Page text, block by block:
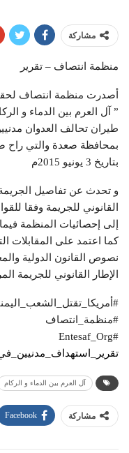
مشاركة
منظمة انتصاف – تقرير
أصدرت منظمة انتصاف
” آل العرم بين الدماء و
طيران تحالف العدوان
بمحافظة صعدة والتي راح
بتاريخ 3 يونيو 2015م
و تحدث عن تفاصيل
القانوني للجريمة وفقا
إلى إحصائيات المنظمة
كما اعتمد على المقابلات
نصوص القانون الدولية
الإطار القانوني للجريمة
#منظمة_انتصاف
#Entesaf_Org
آل العرم بين الدماء و الركام
مشاركة Facebook